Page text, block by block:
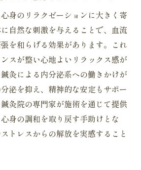
身のリラクゼーションに大きく寄
自然な刺激を与えることで、血流
を和らげる効果があります。これ
スが整い心地よいリラックス感が
灸による内分泌系への働きかけが
泌を抑え、精神的な安定もサポー
灸院の専門家が施術を通じて提供
身の調和を取り戻す手助けとな
トレスからの解放を実感すること